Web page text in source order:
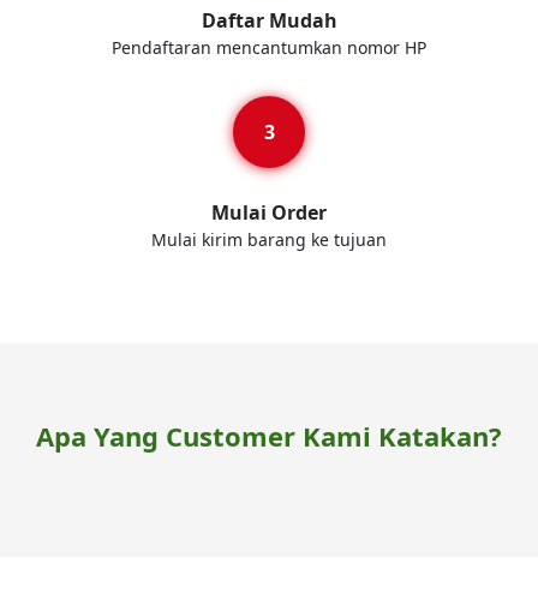
Daftar Mudah
Pendaftaran mencantumkan nomor HP
Mulai Order
Mulai kirim barang ke tujuan
Apa Yang Customer Kami Katakan?